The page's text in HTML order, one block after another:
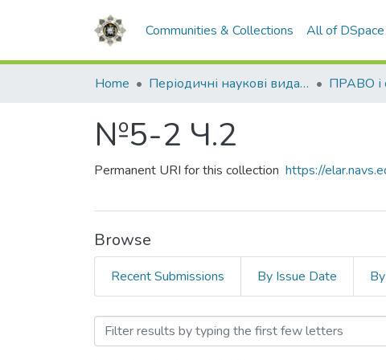
Communities & Collections All of DSpace
Home Періодичні наукові видання НАВС ПРАВО і
№5-2 Ч.2
Permanent URI for this collection https://
Browse
Recent Submissions By Issue Date
Browsing №5-2 Ч.2 by